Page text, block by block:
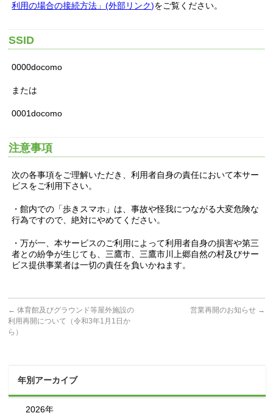
利用の場合の接続方法」(外部リンク)をご覧ください。
SSID
0000docomo
または
0001docomo
注意事項
次の各事項をご理解いただき、利用者自身の責任において本サー
ビスをご利用下さい。
・館内での「歩きスマホ」は、事故や怪我につながる大変危険な
行為ですので、絶対にやめてください。
・万が一、本サービスのご利用によって利用者自身の損害や第三
者との紛争が生じても、三鷹市、三鷹市川上郷自然の村及びサー
ビス提供事業者は一切の責任を負いかねます。
← 体育館及びグラウンド等屋外施設の
利用再開について（令和3年1月1日か
ら）
営業再開のお知らせ →
年別アーカイブ
2026年